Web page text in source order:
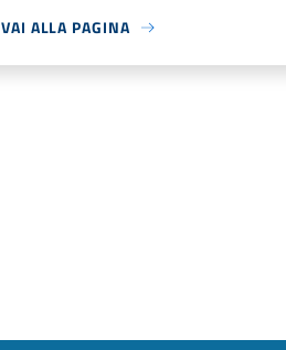
VAI ALLA PAGINA